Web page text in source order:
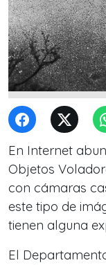
En Internet
Objetos
con cámaras
este tipo de
tienen alguna
El